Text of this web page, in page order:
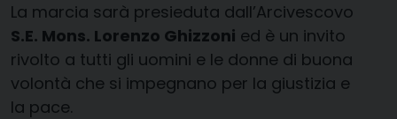
La marcia sarà presieduta dall’Arcivescovo
S.E. Mons. Lorenzo Ghizzoni ed è un invito
rivolto a tutti gli uomini e le donne di buona
volontà che si impegnano per la giustizia e
la pace.